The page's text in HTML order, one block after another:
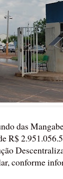
das
R$
conforme